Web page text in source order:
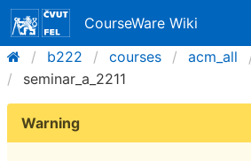
CourseWare Wiki
b222
courses acm_all
seminar_a_2211
Warning